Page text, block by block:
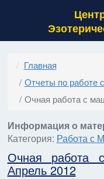
Главная
Отчеты по работе
Очная работа с
Информация о
Категория: Работа с
Очная
Апрель 2012